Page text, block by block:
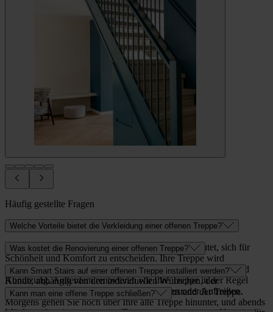
Häufig gestellte Fragen
Welche Vorteile bietet die Verkleidung einer offenen Treppe?
Eine offene Treppe mit Upstairs zu verkleiden bedeutet, sich für
Schönheit und Komfort zu entscheiden. Ihre Treppe wird
pflegeleicht, rutschfest und widerstandsfähig gegen Kratzer und
Abnutzung. Außerdem renovieren wir Ihre Treppe in der Regel
innerhalb eines Tages, ganz ohne Aufbrechen oder Aufreißen.
Morgens gehen Sie noch über Ihre alte Treppe hinunter, und abends
Was kostet die Renovierung einer offenen Treppe?
Der genauePreis für eine Treppenrenovierungvariiert je nach
Kunde, abhängig von den individuellen Wünschen, der
persönlichen Situation und dem aktuellen Zustand der Treppe.
Kann Smart Stairs auf einer offenen Treppe installiert werden?
Nein, das ist nicht möglich.
Kann man eine offene Treppe schließen?